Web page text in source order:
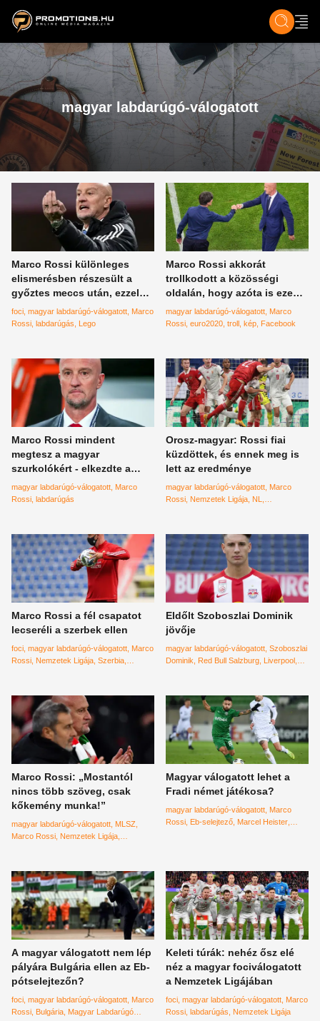
ZENE, FILM & KULT ÉLET TECH &
magyar labdarúgó-válogatott
Marco Rossi különleges
elismerésben részesült a
győztes meccs után, ezzel
José Mourinho-val és Jürgen
Klopp-pal került egy ligába
foci magyar labdarúgó-válogatott Marco
Rossi labdarúgás Lego
Marco Rossi akkorát
trollkodott a közösségi
oldalán, hogy azóta is ezen
nevetünk
magyar labdarúgó-válogatott Marco
Rossi euro2020 troll kép Facebook
Marco Rossi mindent
megtesz a magyar
szurkolókért - elkezdte a
nyelvtanulást
magyar labdarúgó-válogatott Marco
Rossi labdarúgás
Orosz-magyar: Rossi fiai
küzdöttek, és ennek meg is
lett az eredménye
magyar labdarúgó-válogatott Marco
Rossi Nemzetek Ligája NL
Marco Rossi a fél csapatot
lecseréli a szerbek ellen
foci magyar labdarúgó-válogatott Marco
Rossi Nemzetek Ligája Szerbia
Eldőlt Szoboszlai Dominik
jövője
magyar labdarúgó-válogatott Szoboszlai
Dominik
Red Bull Salzburg Liverpool
Marco Rossi: „Mostantól
nincs több szöveg, csak
kőkemény munka!”
magyar labdarúgó-válogatott MLSZ
Marco Rossi Nemzetek Ligája
Magyar válogatott lehet a
Fradi német játékosa?
magyar labdarúgó-válogatott Marco
Rossi Eb-selejtező Marcel Heister
A magyar válogatott nem lép
pályára Bulgária ellen az Eb-
pótselejtezőn?
foci magyar labdarúgó-válogatott Marco
Rossi Bulgária Magyar Labdarúgó
Keleti túrák: nehéz ősz elé
néz a magyar fociválogatott
a Nemzetek Ligájában
foci magyar labdarúgó-válogatott Marco
Rossi labdarúgás Nemzetek Ligája